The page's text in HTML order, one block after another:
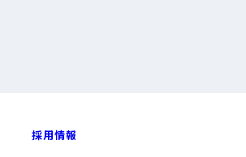
採用情報